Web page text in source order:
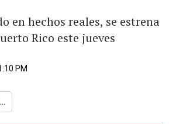
en hechos reales, se estrena
Rico este jueves
PM
...